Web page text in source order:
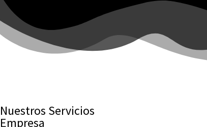
Nuestros Servicios
Empresa